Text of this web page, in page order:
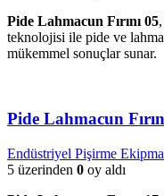
Pide Lahmacun Fırını 05
teknolojisi ile pide ve
mükemmel sonuçlar sunar.
Pide Lahmacun
Endüstriyel Pişirme
5 üzerinden 0 oy aldı